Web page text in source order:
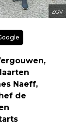
ZGV
Naeff,
de